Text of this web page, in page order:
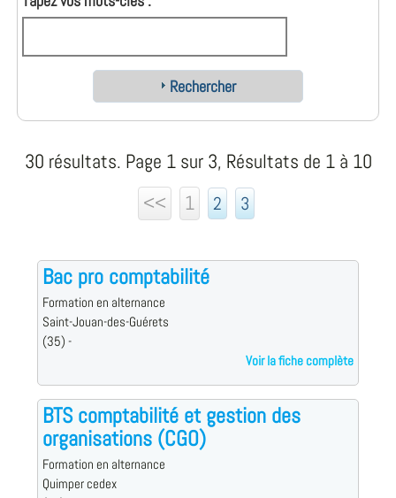
Rechercher
30 résultats. Page 1 sur 3, Résultats de 1 à 10
<<
1 2 3
Bac pro comptabilité
Formation en alternance
Saint-Jouan-des-Guérets
(35) -
Voir la fiche complète
BTS comptabilité et gestion des
organisations (CGO)
Formation en alternance
Quimper cedex